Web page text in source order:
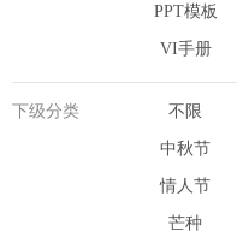
PPT模板
VI手册
下级分类 不限
中秋节
情人节
芒种